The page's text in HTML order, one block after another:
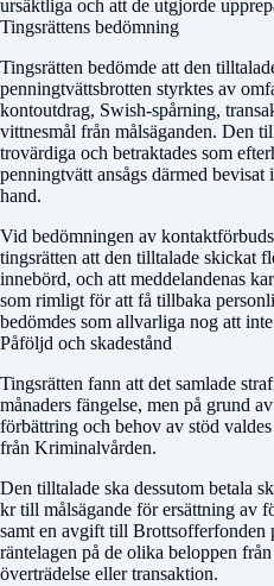
ursäktliga och att de utgjorde
Tingsrättens bedömning
Tingsrätten bedömde att den
penningtvättsbrotten styrktes av
kontoutdrag, Swish-spårning,
vittnesmål från målsäganden. Den
trovärdiga och betraktades som
penningtvätt ansågs därmed
hand.
Vid bedömningen av
tingsrätten att den tilltalade skickat
innebörd, och att meddelandenas
som rimligt för att få tillbaka
bedömdes som allvarliga nog att
Påföljd och skadestånd
Tingsrätten fann att det samlade
månaders fängelse, men på grund
förbättring och behov av stöd
från Kriminalvården.
Den tilltalade ska dessutom betala
kr till målsägande för ersättning av
samt en avgift till Brottsofferfonden
räntelagen på de olika beloppen
överträdelse eller transaktion.